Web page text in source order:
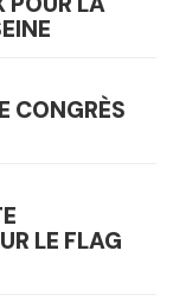
CONGRÈS
LE FLAG